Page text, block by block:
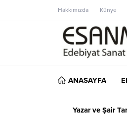
Hakkımızda Künye
ANASAYFA
Yazar ve Şair